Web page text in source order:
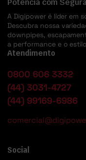
Potência com
A Digipower é líder em
Descubra nossa
downpipes,
a performance e o
Atendimento
0800 606 3332
(44) 3031-4727
(44) 99169-6986
Social